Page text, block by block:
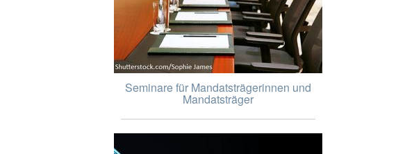
Seminare für Mandatsträgerinnen und
Mandatsträger